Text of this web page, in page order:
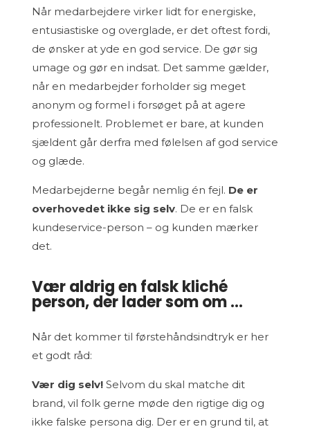
Når medarbejdere virker lidt for energiske,
entusiastiske og overglade, er det oftest fordi,
de ønsker at yde en god service. De gør sig
umage og gør en indsat. Det samme gælder,
når en medarbejder forholder sig meget
anonym og formel i forsøget på at agere
professionelt. Problemet er bare, at kunden
sjældent går derfra med følelsen af god service
og glæde.
Medarbejderne begår nemlig én fejl. De er
overhovedet ikke sig selv. De er en falsk
kundeservice-person – og kunden mærker
det.
Vær aldrig en falsk kliché
person, der lader som om …
Når det kommer til førstehåndsindtryk er her
et godt råd:
Vær dig selv! Selvom du skal matche dit
brand, vil folk gerne møde den rigtige dig og
ikke falske persona dig. Der er en grund til, at